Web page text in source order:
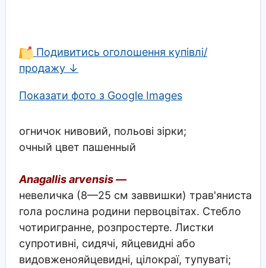
Подивитись оголошення купівлі/
продажу ↓
Показати фото з Google Images
огничок нивовий, польові зірки;
очный цвет пашенный
Anagallis arvensis —
невеличка (8—25 см заввишки) трав'яниста
гола рослина родини первоцвітах. Стебло
чотиригранне, розпростерте. Листки
супротивні, сидячі, яйцевидні або
видовженояйцевидні, цілокраї, тупуваті;